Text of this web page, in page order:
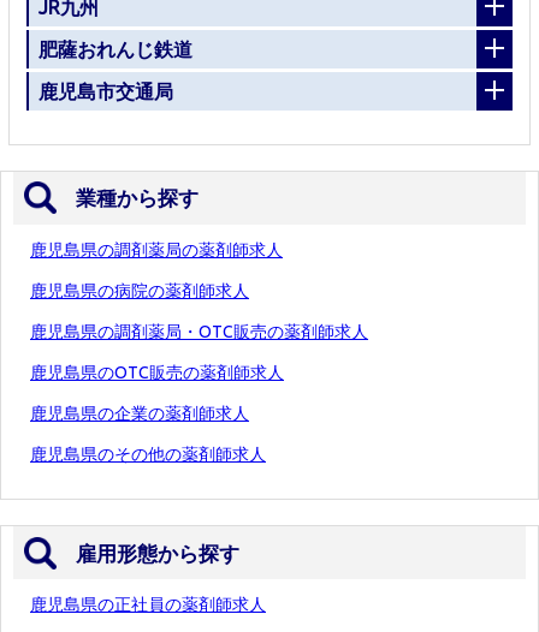
JR九州
肥薩おれんじ鉄道
鹿児島市交通局
業種から探す
鹿児島県の調剤薬局の薬剤師求人
鹿児島県の病院の薬剤師求人
鹿児島県の調剤薬局・OTC販売の薬剤師求人
鹿児島県のOTC販売の薬剤師求人
鹿児島県の企業の薬剤師求人
鹿児島県のその他の薬剤師求人
雇用形態から探す
鹿児島県の正社員の薬剤師求人